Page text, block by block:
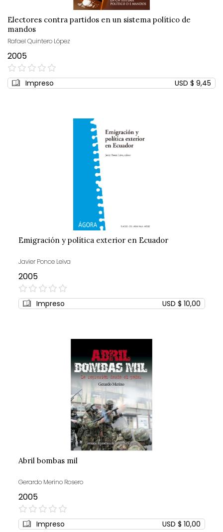
Electores contra partidos en un sistema político de
mandos
Rafael Quintero López
2005
0%
Impreso USD $ 9,45
Emigración y política exterior en Ecuador
Javier Ponce Leiva
2005
0%
Impreso USD $ 10,00
Abril bombas mil
Gerardo Merino Rosero
2005
0%
Impreso USD $ 10,00